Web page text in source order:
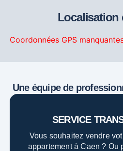
Localisation
Coordonnées GPS
Une équipe de
SERVICE
Vous souhaitez vendre
appartement à Caen ? Ou